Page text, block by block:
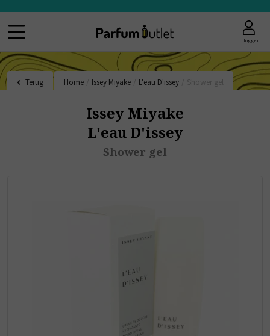
Inloggen
Terug Home Issey Miyake L'eau D'issey
Issey Miyake
L'eau D'issey
Shower gel